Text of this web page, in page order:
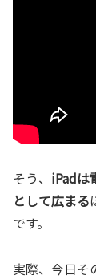
そう、 iPadは
として広まる
です。
実際、今日そ